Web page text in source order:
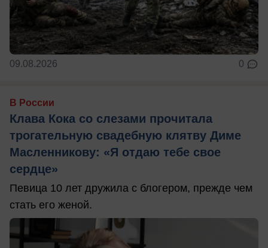
09.08.2026 0
В России
Клава Кока со слезами прочитала
трогательную свадебную клятву Диме
Масленникову: «Я отдаю тебе свое
сердце»
Певица 10 лет дружила с блогером, прежде чем
стать его женой.